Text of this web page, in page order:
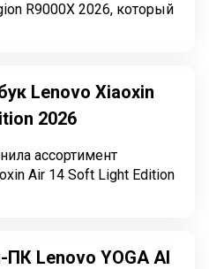
R9000X 2026, который
Lenovo Xiaoxin
2026
ассортимент
Air 14 Soft Light Edition
Lenovo YOGA AI